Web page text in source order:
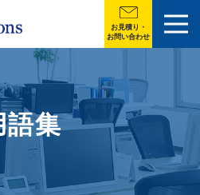
お見積り・
お問い合わせ
語集